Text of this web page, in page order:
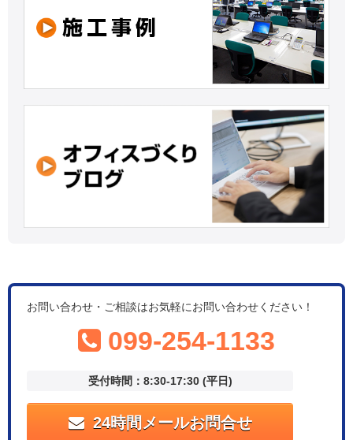
お問い合わせ・ご相談はお気軽にお問い合わせください！
099-254-1133
受付時間：8:30-17:30 (平日)
24時間メールお問合せ